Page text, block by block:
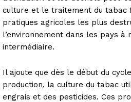
culture et le traitement du tabac
pratiques agricoles les plus
l’environnement dans les pays à
intermédiaire.
Il ajoute que dès le début du
production, la culture du tabac
engrais et des pesticides. Ces